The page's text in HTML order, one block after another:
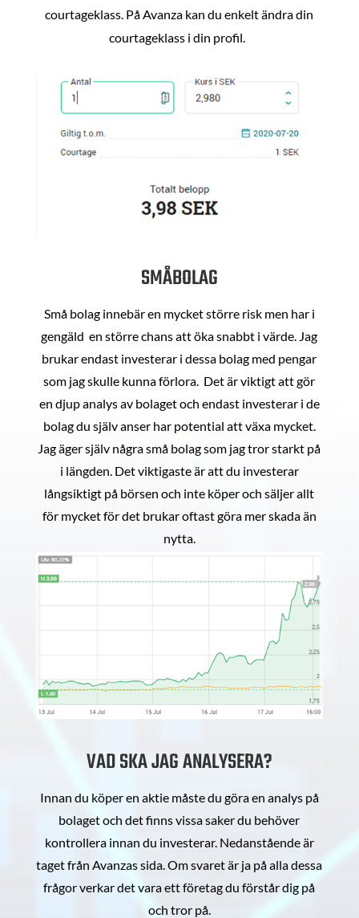
courtageklass. På Avanza kan du enkelt ändra din
courtageklass i din profil.
SMÅBOLAG
Små bolag innebär en mycket större risk men har i
gengäld en större chans att öka snabbt i värde. Jag
brukar endast investerar i dessa bolag med pengar
som jag skulle kunna förlora. Det är viktigt att gör
en djup analys av bolaget och endast investerar i de
bolag du själv anser har potential att växa mycket.
Jag äger själv några små bolag som jag tror starkt på
i längden. Det viktigaste är att du investerar
långsiktigt på börsen och inte köper och säljer allt
för mycket för det brukar oftast göra mer skada än
nytta.
VAD SKA JAG ANALYSERA?
Innan du köper en aktie måste du göra en analys på
bolaget och det finns vissa saker du behöver
kontrollera innan du investerar. Nedanstående är
taget från Avanzas sida. Om svaret är ja på alla dessa
frågor verkar det vara ett företag du förstår dig på
och tror på.